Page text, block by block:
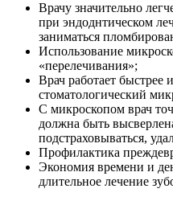
Врачу значительно
при эндоднтическом
заниматься
Использование
«перелечивания»;
Врач работает быстрее
стоматологический
С микроскопом врач
должна быть
подстраховываться,
Профилактика
Экономия времени и
длительное лечение